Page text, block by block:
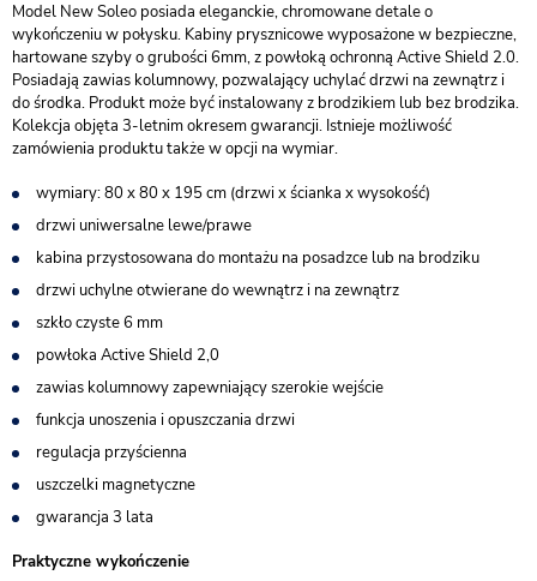
Model New Soleo posiada eleganckie, chromowane detale o
wykończeniu w połysku. Kabiny prysznicowe wyposażone w bezpieczne,
hartowane szyby o grubości 6mm, z powłoką ochronną Active Shield 2.0.
Posiadają zawias kolumnowy, pozwalający uchylać drzwi na zewnątrz i
do środka. Produkt może być instalowany z brodzikiem lub bez brodzika.
Kolekcja objęta 3-letnim okresem gwarancji. Istnieje możliwość
zamówienia produktu także w opcji na wymiar.
wymiary: 80 x 80 x 195 cm (drzwi x ścianka x wysokość)
drzwi uniwersalne lewe/prawe
kabina przystosowana do montażu na posadzce lub na brodziku
drzwi uchylne otwierane do wewnątrz i na zewnątrz
szkło czyste 6 mm
powłoka Active Shield 2,0
zawias kolumnowy zapewniający szerokie wejście
funkcja unoszenia i opuszczania drzwi
regulacja przyścienna
uszczelki magnetyczne
gwarancja 3 lata
Praktyczne wykończenie